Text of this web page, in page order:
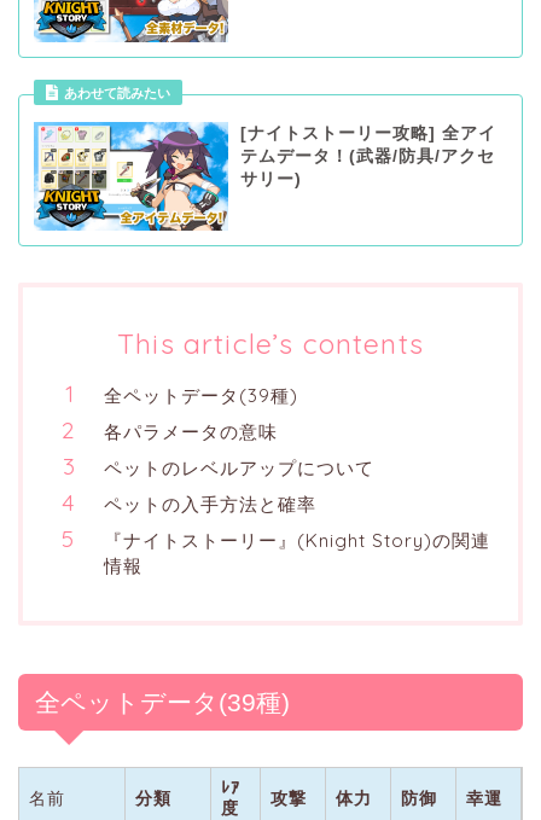
あわせて読みたい
[ナイトストーリー攻略] 全アイ
テムデータ！(武器/防具/アクセ
サリー)
This article’s contents
全ペットデータ(39種)
各パラメータの意味
ペットのレベルアップについて
ペットの入手方法と確率
『ナイトストーリー』(Knight Story)の関連
情報
全ペットデータ(39種)
名前 分類
ﾚｱ
度
攻撃 体力 防御 幸運